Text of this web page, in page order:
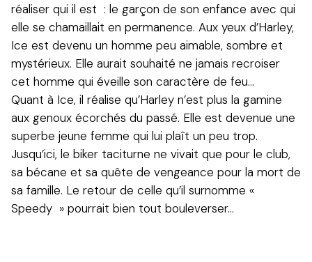
réaliser qui il est : le garçon de son enfance avec qui
elle se chamaillait en permanence. Aux yeux d’Harley,
Ice est devenu un homme peu aimable, sombre et
mystérieux. Elle aurait souhaité ne jamais recroiser
cet homme qui éveille son caractère de feu…
Quant à Ice, il réalise qu’Harley n’est plus la gamine
aux genoux écorchés du passé. Elle est devenue une
superbe jeune femme qui lui plaît un peu trop.
Jusqu’ici, le biker taciturne ne vivait que pour le club,
sa bécane et sa quête de vengeance pour la mort de
sa famille. Le retour de celle qu’il surnomme «
Speedy » pourrait bien tout bouleverser…